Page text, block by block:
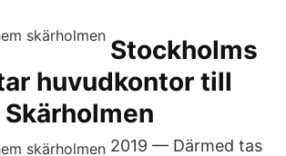
Stockholms
huvudkontor till
2019 — Därmed tas